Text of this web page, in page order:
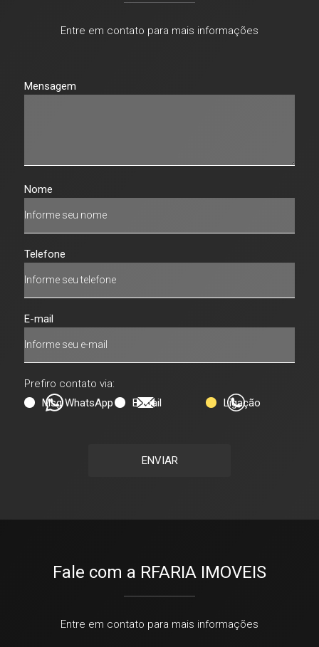
Entre em contato para mais informações
Mensagem
Nome
Telefone
E-mail
Prefiro contato via:
Msg WhatsApp
E-mail Ligação
ENVIAR
Fale com a RFARIA IMOVEIS
Entre em contato para mais informações